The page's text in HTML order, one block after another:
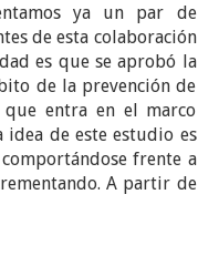
ya un par de
de esta colaboración
es que se aprobó la
de la prevención de
entra en el marco
idea de este estudio es
frente a
A partir de